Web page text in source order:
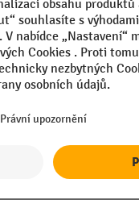
Loketní opěrka pro
Nastavitelná výška
Lehká a rychlá